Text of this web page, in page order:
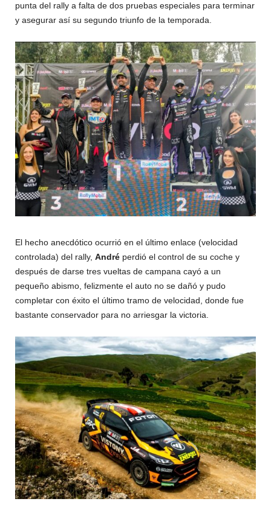
punta del rally a falta de dos pruebas especiales para terminar
y asegurar así su segundo triunfo de la temporada.
El hecho anecdótico ocurrió en el último enlace (velocidad
controlada) del rally, André perdió el control de su coche y
después de darse tres vueltas de campana cayó a un
pequeño abismo, felizmente el auto no se dañó y pudo
completar con éxito el último tramo de velocidad, donde fue
bastante conservador para no arriesgar la victoria.